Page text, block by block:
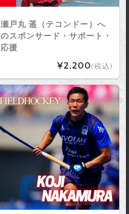
瀬戸丸 遥（テコンドー）へ
のスポンサード・サポート・
応援
¥2,200(税込)